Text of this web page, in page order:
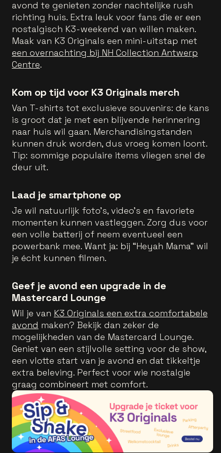
avond te genieten zonder nachtelijke rush
richting huis. Extra leuk voor fans die er een
nostalgisch K3-weekend van willen maken.
Maak van K3 Originals een mini-uitstap met
een overnachting bij NH Collection Antwerp
Centre.
Kom op tijd voor K3 Originals merch
Van T-shirts tot exclusieve souvenirs: de kans
is groot dat je met een blijvende herinnering
naar huis wil gaan. Merchandisingstanden
kunnen druk worden, dus vroeg komen loont.
Tip: sommige populaire items vliegen snel de
deur uit.
Laad je smartphone op
Je wil natuurlijk foto’s, video’s en favoriete
momenten kunnen vastleggen. Zorg dus voor
een volle batterij of neem eventueel een
powerbank mee. Want ja: bij “Heyah Mama” wil
je écht kunnen filmen.
Geef je avond een upgrade in de
Mastercard Lounge
Wil je van K3 Originals een extra comfortabele
avond maken? Bekijk dan zeker de
mogelijkheden van de Mastercard Lounge.
Geniet van een stijlvolle setting voor de show,
een vlotte start van je avond en dat tikkeltje
extra beleving. Perfect voor wie nostalgie
graag combineert met comfort.